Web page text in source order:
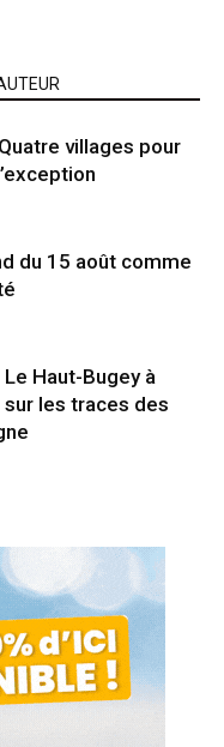
villages pour
du 15 août comme
Haut-Bugey à
les traces des